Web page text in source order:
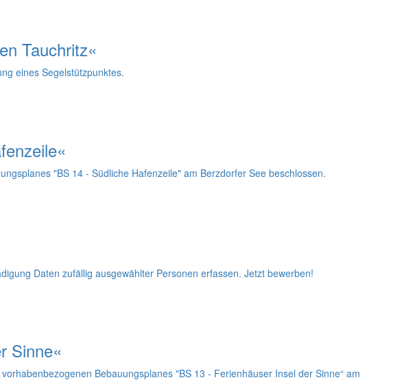
Tauchritz«
eines Segelstützpunktes.
"BS 14 - Südliche Hafenzeile" am Berzdorfer See beschlossen.
Daten zufällig ausgewählter Personen erfassen. Jetzt bewerben!
Sinne«
Bebauungsplanes "BS 13 - Ferienhäuser Insel der Sinne“ am